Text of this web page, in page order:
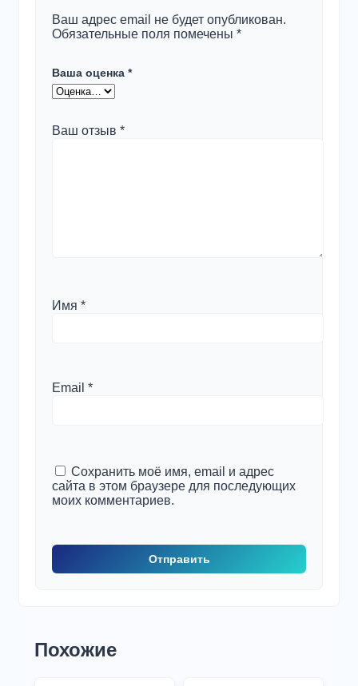
Ваш адрес email не будет опубликован.
Обязательные поля помечены *
Ваша оценка *
Ваш отзыв *
Имя *
Email *
Сохранить моё имя, email и адрес
сайта в этом браузере для последующих
моих комментариев.
Похожие